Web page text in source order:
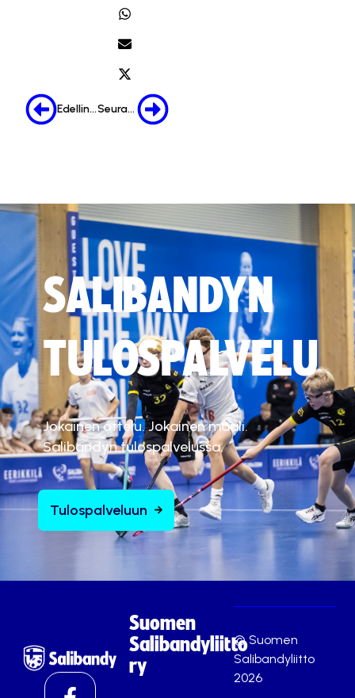
Edellinen Seuraava
SALIBANDYN
TULOSPALVELU
Jokainen ottelu. Jokainen maali.
Salibandyn tulospalvelussa.
Tulospalveluun
Suomen
Salibandyliitto
ry
© Suomen
Salibandyliitto
2026